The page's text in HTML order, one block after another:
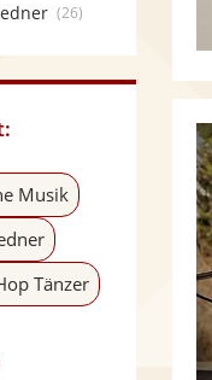
(26)
Musik
Tänzer